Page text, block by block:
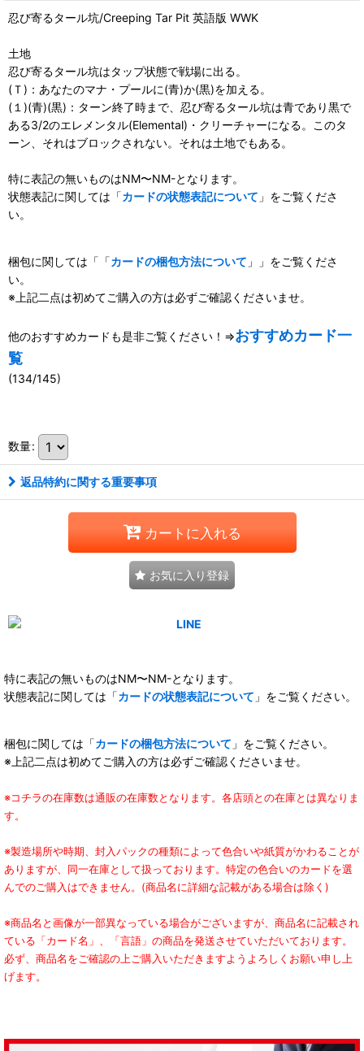
忍び寄るタール坑/Creeping Tar Pit 英語版 WWK
土地
忍び寄るタール坑はタップ状態で戦場に出る。
(Ｔ)：あなたのマナ・プールに(青)か(黒)を加える。
(１)(青)(黒)：ターン終了時まで、忍び寄るタール坑は青であり黒で
ある3/2のエレメンタル(Elemental)・クリーチャーになる。このタ
ーン、それはブロックされない。それは土地でもある。
特に表記の無いものはNM〜NM-となります。
状態表記に関しては「カードの状態表記について 」をご覧くださ
い。
梱包に関しては「「カードの梱包方法について 」」をご覧くださ
い。
※上記二点は初めてご購入の方は必ずご確認くださいませ。
他のおすすめカードも是非ご覧ください！⇒おすすめカード一
覧
(134/145)
数量:
返品特約に関する重要事項
カートに入れる
お気に入り登録
特に表記の無いものはNM〜NM-となります。
状態表記に関しては「カードの状態表記について 」をご覧ください。
梱包に関しては「カードの梱包方法について 」をご覧ください。
※上記二点は初めてご購入の方は必ずご確認くださいませ。
※コチラの在庫数は通販の在庫数となります。各店頭との在庫とは異なりま
す。
※製造場所や時期、封入パックの種類によって色合いや紙質がかわることが
ありますが、同一在庫として扱っております。特定の色合いのカードを選
んでのご購入はできません。(商品名に詳細な記載がある場合は除く)
※商品名と画像が一部異なっている場合がございますが、商品名に記載され
ている「カード名」、「言語」の商品を発送させていただいております。
必ず、商品名をご確認の上ご購入いただきますようよろしくお願い申し上
げます。